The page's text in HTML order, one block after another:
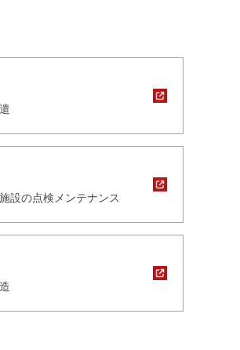
設の点検メンテナンス